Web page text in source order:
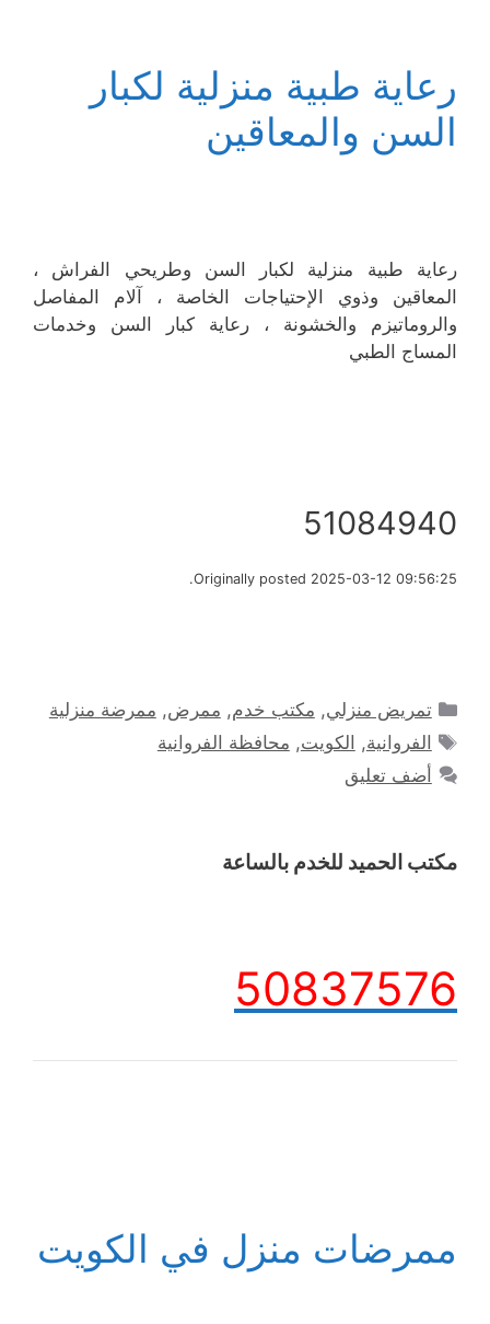
رعاية طبية منزلية لكبار
السن والمعاقين
رعاية طبية منزلية لكبار السن وطريحي الفراش ،
المعاقين وذوي الإحتياجات الخاصة ، آلام المفاصل
والروماتيزم والخشونة ، رعاية كبار السن وخدمات
المساج الطبي
51084940
Originally posted 2025-03-12 09:56:25.
التصنيفات
تمريض منزلي, مكتب خدم, ممرض, ممرضة منزلية
الوسوم
الفروانية, الكويت, محافظة الفروانية
أضف تعليق
مكتب الحميد للخدم بالساعة
50837576
ممرضات منزل في الكويت